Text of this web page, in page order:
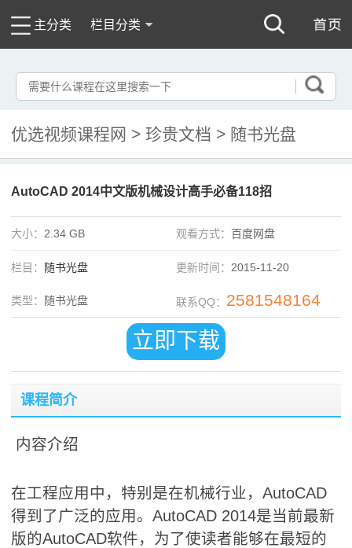
主分类 栏目分类
优选视频课程网 > 珍贵文档 > 随书光盘
AutoCAD 2014中文版机械设计高手必备118招
大小： 2.34 GB 观看方式： 百度网盘
栏目： 随书光盘 更新时间： 2015-11-20
类型： 随书光盘 联系QQ： 2581548164
立即下载
课程简介
内容介绍
在工程应用中，特别是在机械行业，AutoCAD
得到了广泛的应用。AutoCAD 2014是当前最新
版的AutoCAD软件，为了使读者能够在最短的